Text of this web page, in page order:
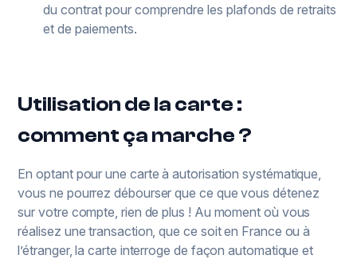
du contrat pour comprendre les plafonds de retraits
et de paiements.
Utilisation de la carte :
comment ça marche ?
En optant pour une carte à autorisation systématique,
vous ne pourrez débourser que ce que vous détenez
sur votre compte, rien de plus ! Au moment où vous
réalisez une transaction, que ce soit en France ou à
l’étranger, la carte interroge de façon automatique et